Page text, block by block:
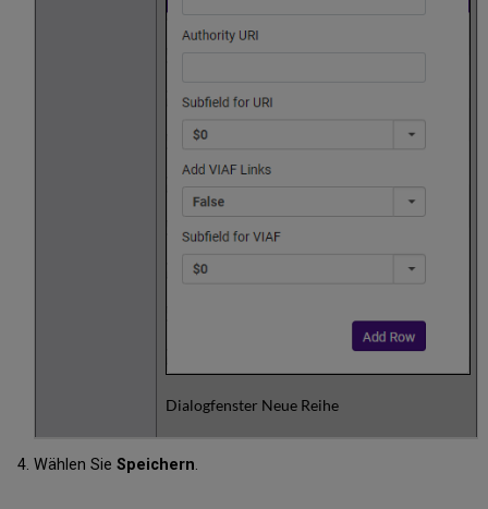
Dialogfenster Neue Reihe
Wählen Sie Speichern.